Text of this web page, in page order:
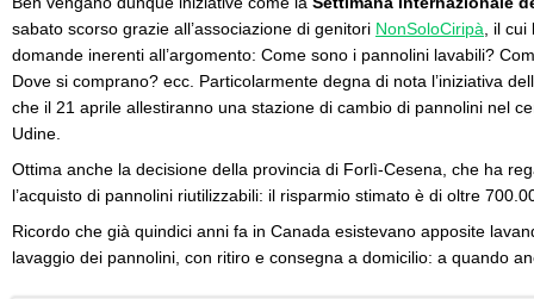
sabato scorso grazie all’associazione di genitori NonSoloCiripà , il
domande inerenti all’argomento: Come sono i pannolini lavabili?
Dove si comprano? ecc. Particolarmente degna di nota l’iniziativa
che il 21 aprile allestiranno una stazione di cambio di pannolini nel
Udine.
Ottima anche la decisione della provincia di Forlì-Cesena, che ha
l’acquisto di pannolini riutilizzabili: il risparmio stimato è di oltre
Ricordo che già quindici anni fa in Canada esistevano apposite
lavaggio dei pannolini, con ritiro e consegna a domicilio: a quando